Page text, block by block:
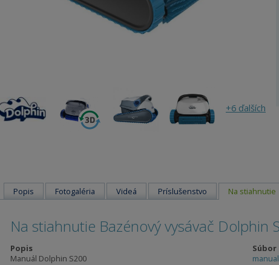
+6 ďalších
Popis Fotogaléria Videá Príslušenstvo Na stiahnutie
Na stiahnutie Bazénový vysávač Dolphin
Popis
Súbor
Manuál Dolphin S200